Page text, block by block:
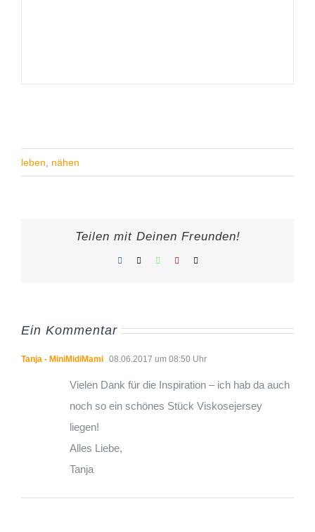
leben nähen
Teilen mit Deinen Freunden!
Facebook
X WhatsApp
Pinterest
E-
Ein Kommentar
Tanja - MiniMidiMami 08.06.2017 um 08:50 Uhr
Vielen Dank für die Inspiration – ich hab da auch
noch so ein schönes Stück Viskosejersey
liegen!
Alles Liebe,
Tanja